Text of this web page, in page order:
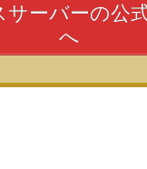
サーバーの公
へ